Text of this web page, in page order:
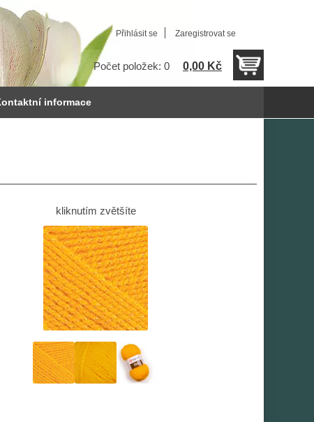
Přihlásit se Zaregistrovat se
Počet položek: 0 0,00 Kč
informace
kliknutím zvětšíte